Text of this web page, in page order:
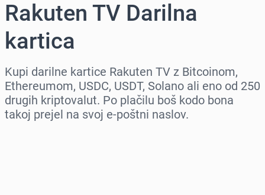
Rakuten TV Darilna
kartica
Kupi darilne kartice Rakuten TV z Bitcoinom,
Ethereumom, USDC, USDT, Solano ali eno od 250
drugih kriptovalut. Po plačilu boš kodo bona
takoj prejel na svoj e-poštni naslov.